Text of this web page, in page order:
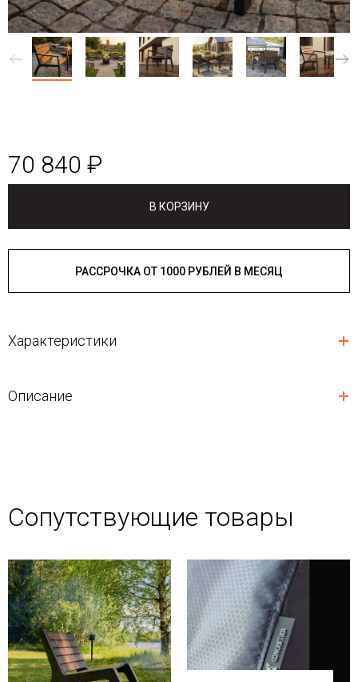
70 840 ₽
В КОРЗИНУ
РАССРОЧКА ОТ 1000 РУБЛЕЙ В МЕСЯЦ
Характеристики
Описание
Сопутствующие товары